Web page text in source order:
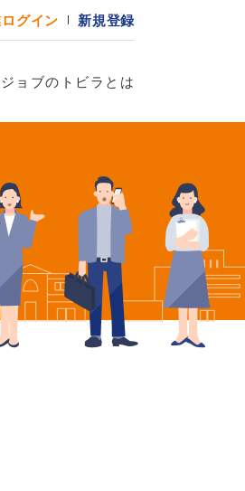
グイン 新規登録
ジョブのトビラとは